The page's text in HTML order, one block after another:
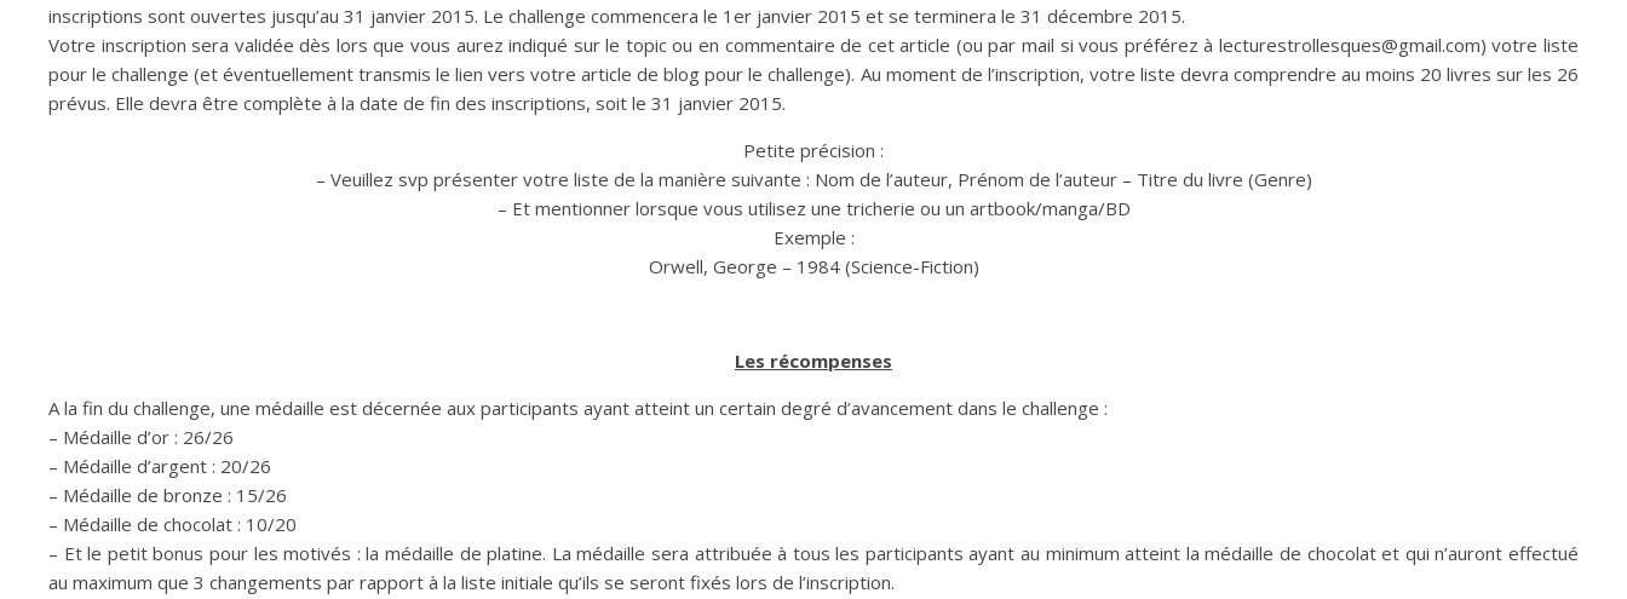
inscriptions sont ouvertes jusqu’au 31 janvier 2015. Le challenge commencera le 1er janvier 2015 et se terminera le 31 décembre 2015.
Votre inscription sera validée dès lors que vous aurez indiqué sur le topic ou en commentaire de cet article (ou par mail si vous préférez à lecturestrollesques@gmail.com) votre liste
pour le challenge (et éventuellement transmis le lien vers votre article de blog pour le challenge). Au moment de l’inscription, votre liste devra comprendre au moins 20 livres sur les 26
prévus. Elle devra être complète à la date de fin des inscriptions, soit le 31 janvier 2015.
Petite précision :
– Veuillez svp présenter votre liste de la manière suivante : Nom de l’auteur, Prénom de l’auteur – Titre du livre (Genre)
– Et mentionner lorsque vous utilisez une tricherie ou un artbook/manga/BD
Exemple :
Orwell, George – 1984 (Science-Fiction)
Les récompenses
A la fin du challenge, une médaille est décernée aux participants ayant atteint un certain degré d’avancement dans le challenge :
– Médaille d’or : 26/26
– Médaille d’argent : 20/26
– Médaille de bronze : 15/26
– Médaille de chocolat : 10/20
– Et le petit bonus pour les motivés : la médaille de platine. La médaille sera attribuée à tous les participants ayant au minimum atteint la médaille de chocolat et qui n’auront effectué
au maximum que 3 changements par rapport à la liste initiale qu’ils se seront fixés lors de l’inscription.